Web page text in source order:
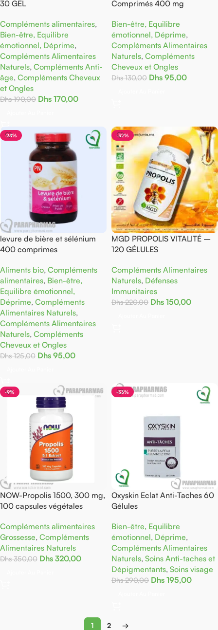
30 GEL
Compléments alimentaires,
Bien-être, Equilibre
émotionnel, Déprime,
Compléments Alimentaires
Naturels, Compléments Anti-
âge, Compléments Cheveux
et Ongles
Dhs190,00 Dhs 170,00
Comprimés 400 mg
Bien-être, Equilibre
émotionnel, Déprime,
Compléments Alimentaires
Naturels, Compléments
Cheveux et Ongles
Dhs130,00 Dhs 95,00
-24%
levure de bière et sélénium
400 comprimes
Aliments bio, Compléments
alimentaires, Bien-être,
Equilibre émotionnel,
Déprime, Compléments
Alimentaires Naturels,
Compléments Alimentaires
Naturels, Compléments
Cheveux et Ongles
Dhs125,00 Dhs 95,00
-32%
MGD PROPOLIS VITALITÉ –
120 GÉLULES
Compléments Alimentaires
Naturels, Défenses
Immunitaires
Dhs220,00 Dhs 150,00
-9%
NOW-Propolis 1500, 300 mg,
100 capsules végétales
Compléments alimentaires
Grossesse, Compléments
Alimentaires Naturels
Dhs350,00 Dhs 320,00
-33%
Oxyskin Eclat Anti-Taches 60
Gélules
Bien-être, Equilibre
émotionnel, Déprime,
Compléments Alimentaires
Naturels, Soins Anti-taches et
Dépigmentants, Soins visage
Dhs290,00 Dhs 195,00
1 2 →